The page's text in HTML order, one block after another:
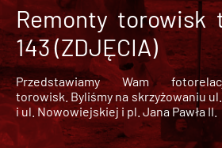
Remonty torowisk
143 (ZDJĘCIA)
Przedstawiamy Wam
torowisk. Byliśmy na skrzyżowaniu
i ul. Nowowiejskiej i pl. Jana Pawła II.